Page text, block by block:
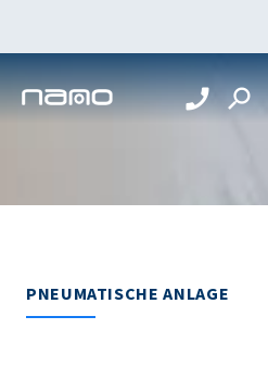
PNEUMATISCHE ANLAGE